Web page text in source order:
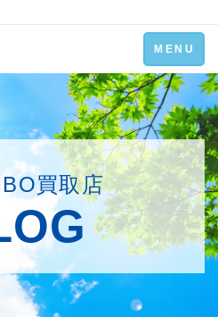
Toggle
navigation
MENU
買取店